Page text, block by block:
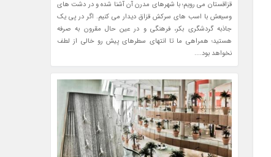
قزاقستان می رویم؛ با شهرهای مدرن آن آشنا شده و در دشت های
وسیعش با اسب های سرکش قزاق دیدار می کنیم. اگر در پی یک
جاذبه گردشگری بکر، فرهنگی و در عین حال مقرون به صرفه
هستید؛ همراهی ما تا انتهای سطرهای پیش رو خالی از لطف
نخواهد بود....